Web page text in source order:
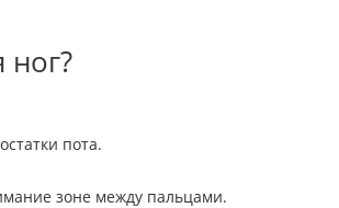
пота.
зоне между пальцами.